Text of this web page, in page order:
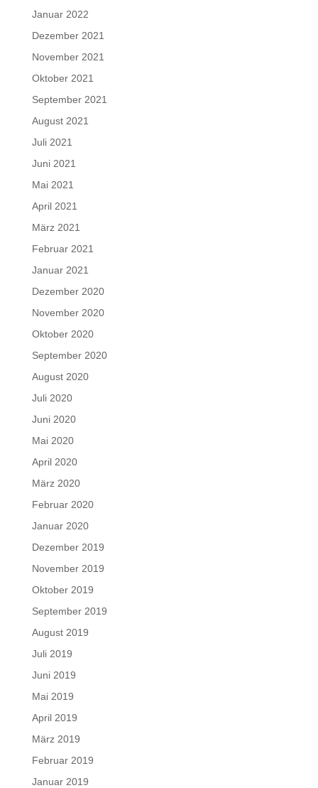
Januar 2022
Dezember 2021
November 2021
Oktober 2021
September 2021
August 2021
Juli 2021
Juni 2021
Mai 2021
April 2021
März 2021
Februar 2021
Januar 2021
Dezember 2020
November 2020
Oktober 2020
September 2020
August 2020
Juli 2020
Juni 2020
Mai 2020
April 2020
März 2020
Februar 2020
Januar 2020
Dezember 2019
November 2019
Oktober 2019
September 2019
August 2019
Juli 2019
Juni 2019
Mai 2019
April 2019
März 2019
Februar 2019
Januar 2019